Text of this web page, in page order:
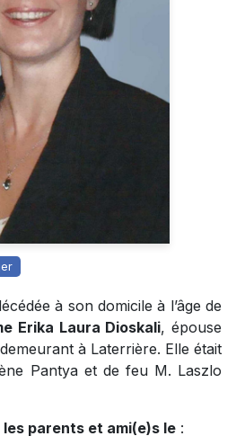
à son domicile à l’âge de
Erika Laura Dioskali, épouse
à Laterrière. Elle était
Pantya et de feu M. Laszlo
parents et ami(e)s le :